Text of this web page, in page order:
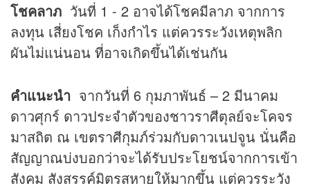
โชคลาภ วันที่ 1 - 2 อาจได้โชคมีลาภ จากการ
ลงทุน เสี่ยงโชค เก็งกำไร แต่ควรระวังเหตุพลิก
ผันไม่แน่นอน ที่อาจเกิดขึ้นได้เช่นกัน
คำแนะนำ จากวันที่ 6 กุมภาพันธ์ – 2 มีนาคม
ดาวศุกร์ ดาวประจำตัวของชาวราศีตุลย์จะโคจร
มาสถิต ณ เขตราศีกุมภ์ร่วมกับดาวเนปจูน นั่นคือ
สัญญาณบ่งบอกว่าจะได้รับประโยชน์จากการเข้า
สังคม สังสรรค์มิตรสหายให้มากขึ้น แต่ควรระวัง